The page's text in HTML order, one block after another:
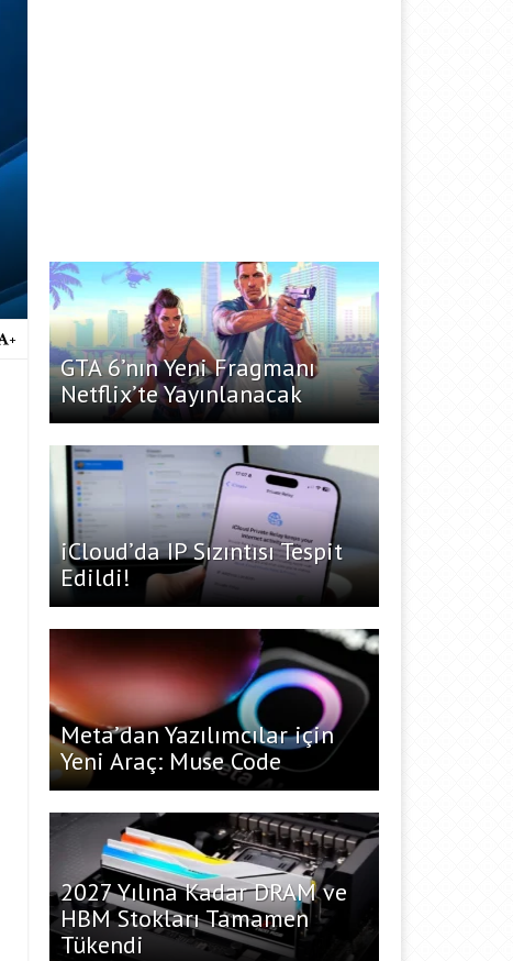
+
GTA 6’nın Yeni Fragmanı
Netflix’te Yayınlanacak
iCloud’da IP Sızıntısı Tespit
Edildi!
Meta’dan Yazılımcılar için
Yeni Araç: Muse Code
2027 Yılına Kadar DRAM ve
HBM Stokları Tamamen
Tükendi